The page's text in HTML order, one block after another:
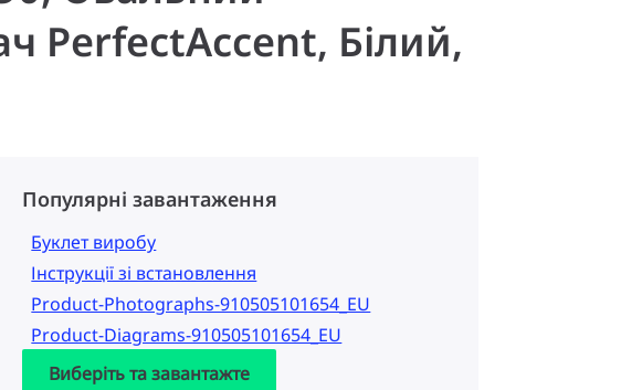
PerfectAccent, Білий,
Популярні завантаження
Буклет виробу
Інструкції зі встановлення
Product-Photographs-910505101654_EU
Product-Diagrams-910505101654_EU
Виберіть та завантажте